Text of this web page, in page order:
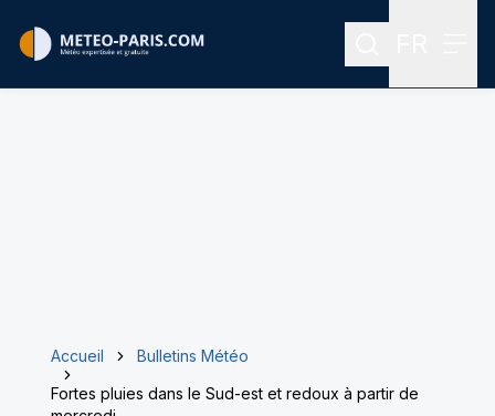
Rechercher
Accueil
Bulletins Météo
Fortes pluies dans le Sud-est et redoux à partir de